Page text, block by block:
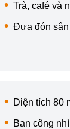
Trà, café và
Đưa đón sân
Diện tích 80
Ban công